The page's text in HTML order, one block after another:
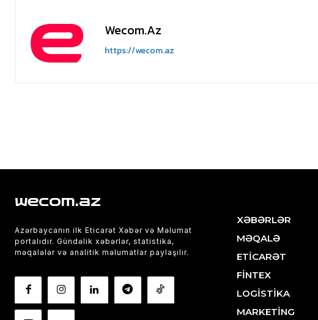
Wecom.az
https://wecom.az
wecom.az
Azərbaycanın ilk Eticarət Xəbər və Məlumat
portalıdır. Gündəlik xəbərlər, statistika,
məqalələr və analitik məlumatlar paylaşılır.
XƏBƏRLƏR
MƏQALƏ
ETİCARƏT
FİNTEX
LOGİSTİKA
MARKETİNG